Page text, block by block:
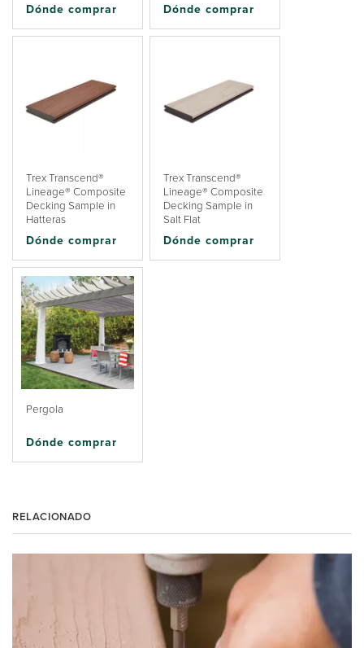
Dónde comprar Dónde comprar
Trex Transcend®
Lineage® Composite
Decking Sample in
Hatteras
Dónde comprar
Trex Transcend®
Lineage® Composite
Decking Sample in
Salt Flat
Dónde comprar
Pergola
Dónde comprar
RELACIONADO